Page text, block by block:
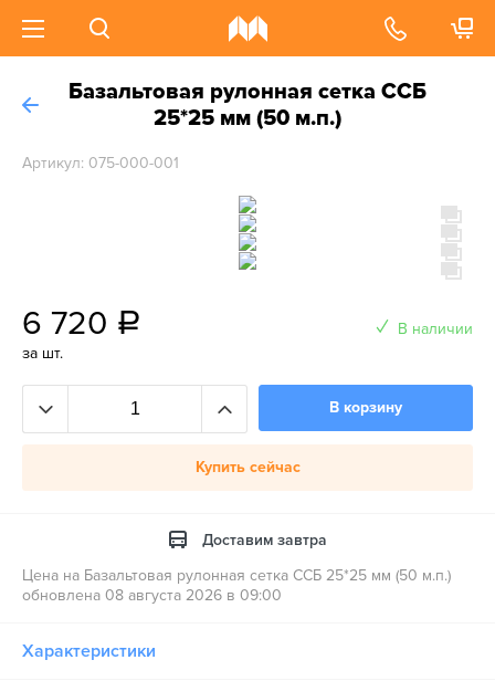
Базальтовая рулонная сетка ССБ
25*25 мм (50 м.п.)
Артикул: 075-000-001
6 720 a
за шт.
В наличии
В корзину
Купить сейчас
Доставим завтра
Цена на Базальтовая рулонная сетка ССБ 25*25 мм (50 м.п.)
обновлена 08 августа 2026 в 09:00
Характеристики